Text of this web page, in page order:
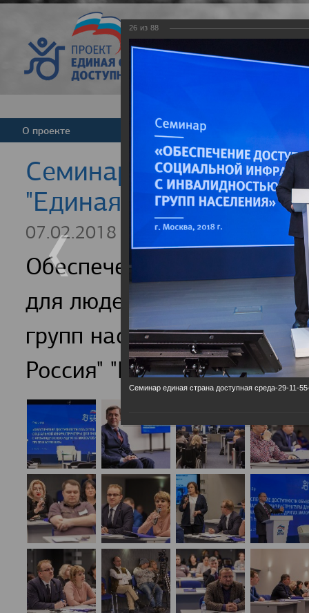
О проекте Команда
Cеминар для
"Единая страна -
07.02.2018
Обеспечение
для людей с
групп населения
Россия" "Единая страна-
26 из 88
Семинар единая страна доступная среда-29-11-